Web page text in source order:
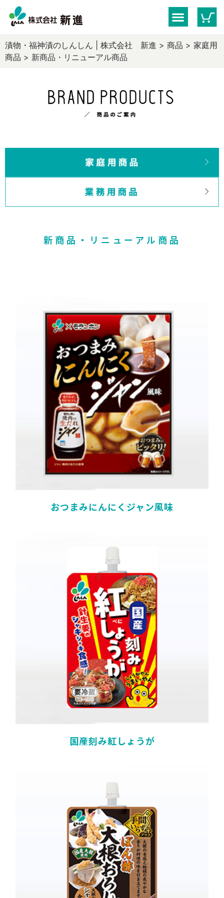
漬物・福神漬のしんしん | 株式会社 新進 > 商品 > 家庭用
商品 > 新商品・リニューアル商品
新商品・リニューアル商品
おつまみにんにくジャン風味
国産刻み紅しょうが